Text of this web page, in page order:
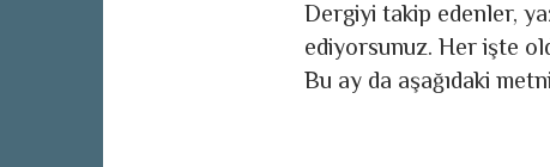
Dergiyi takip edenler,
ediyorsunuz. Her işte
Bu ay da aşağıdaki